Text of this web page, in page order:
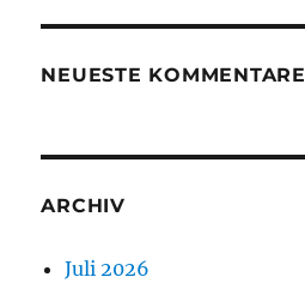
NEUESTE KOMMENTARE
ARCHIV
Juli 2026